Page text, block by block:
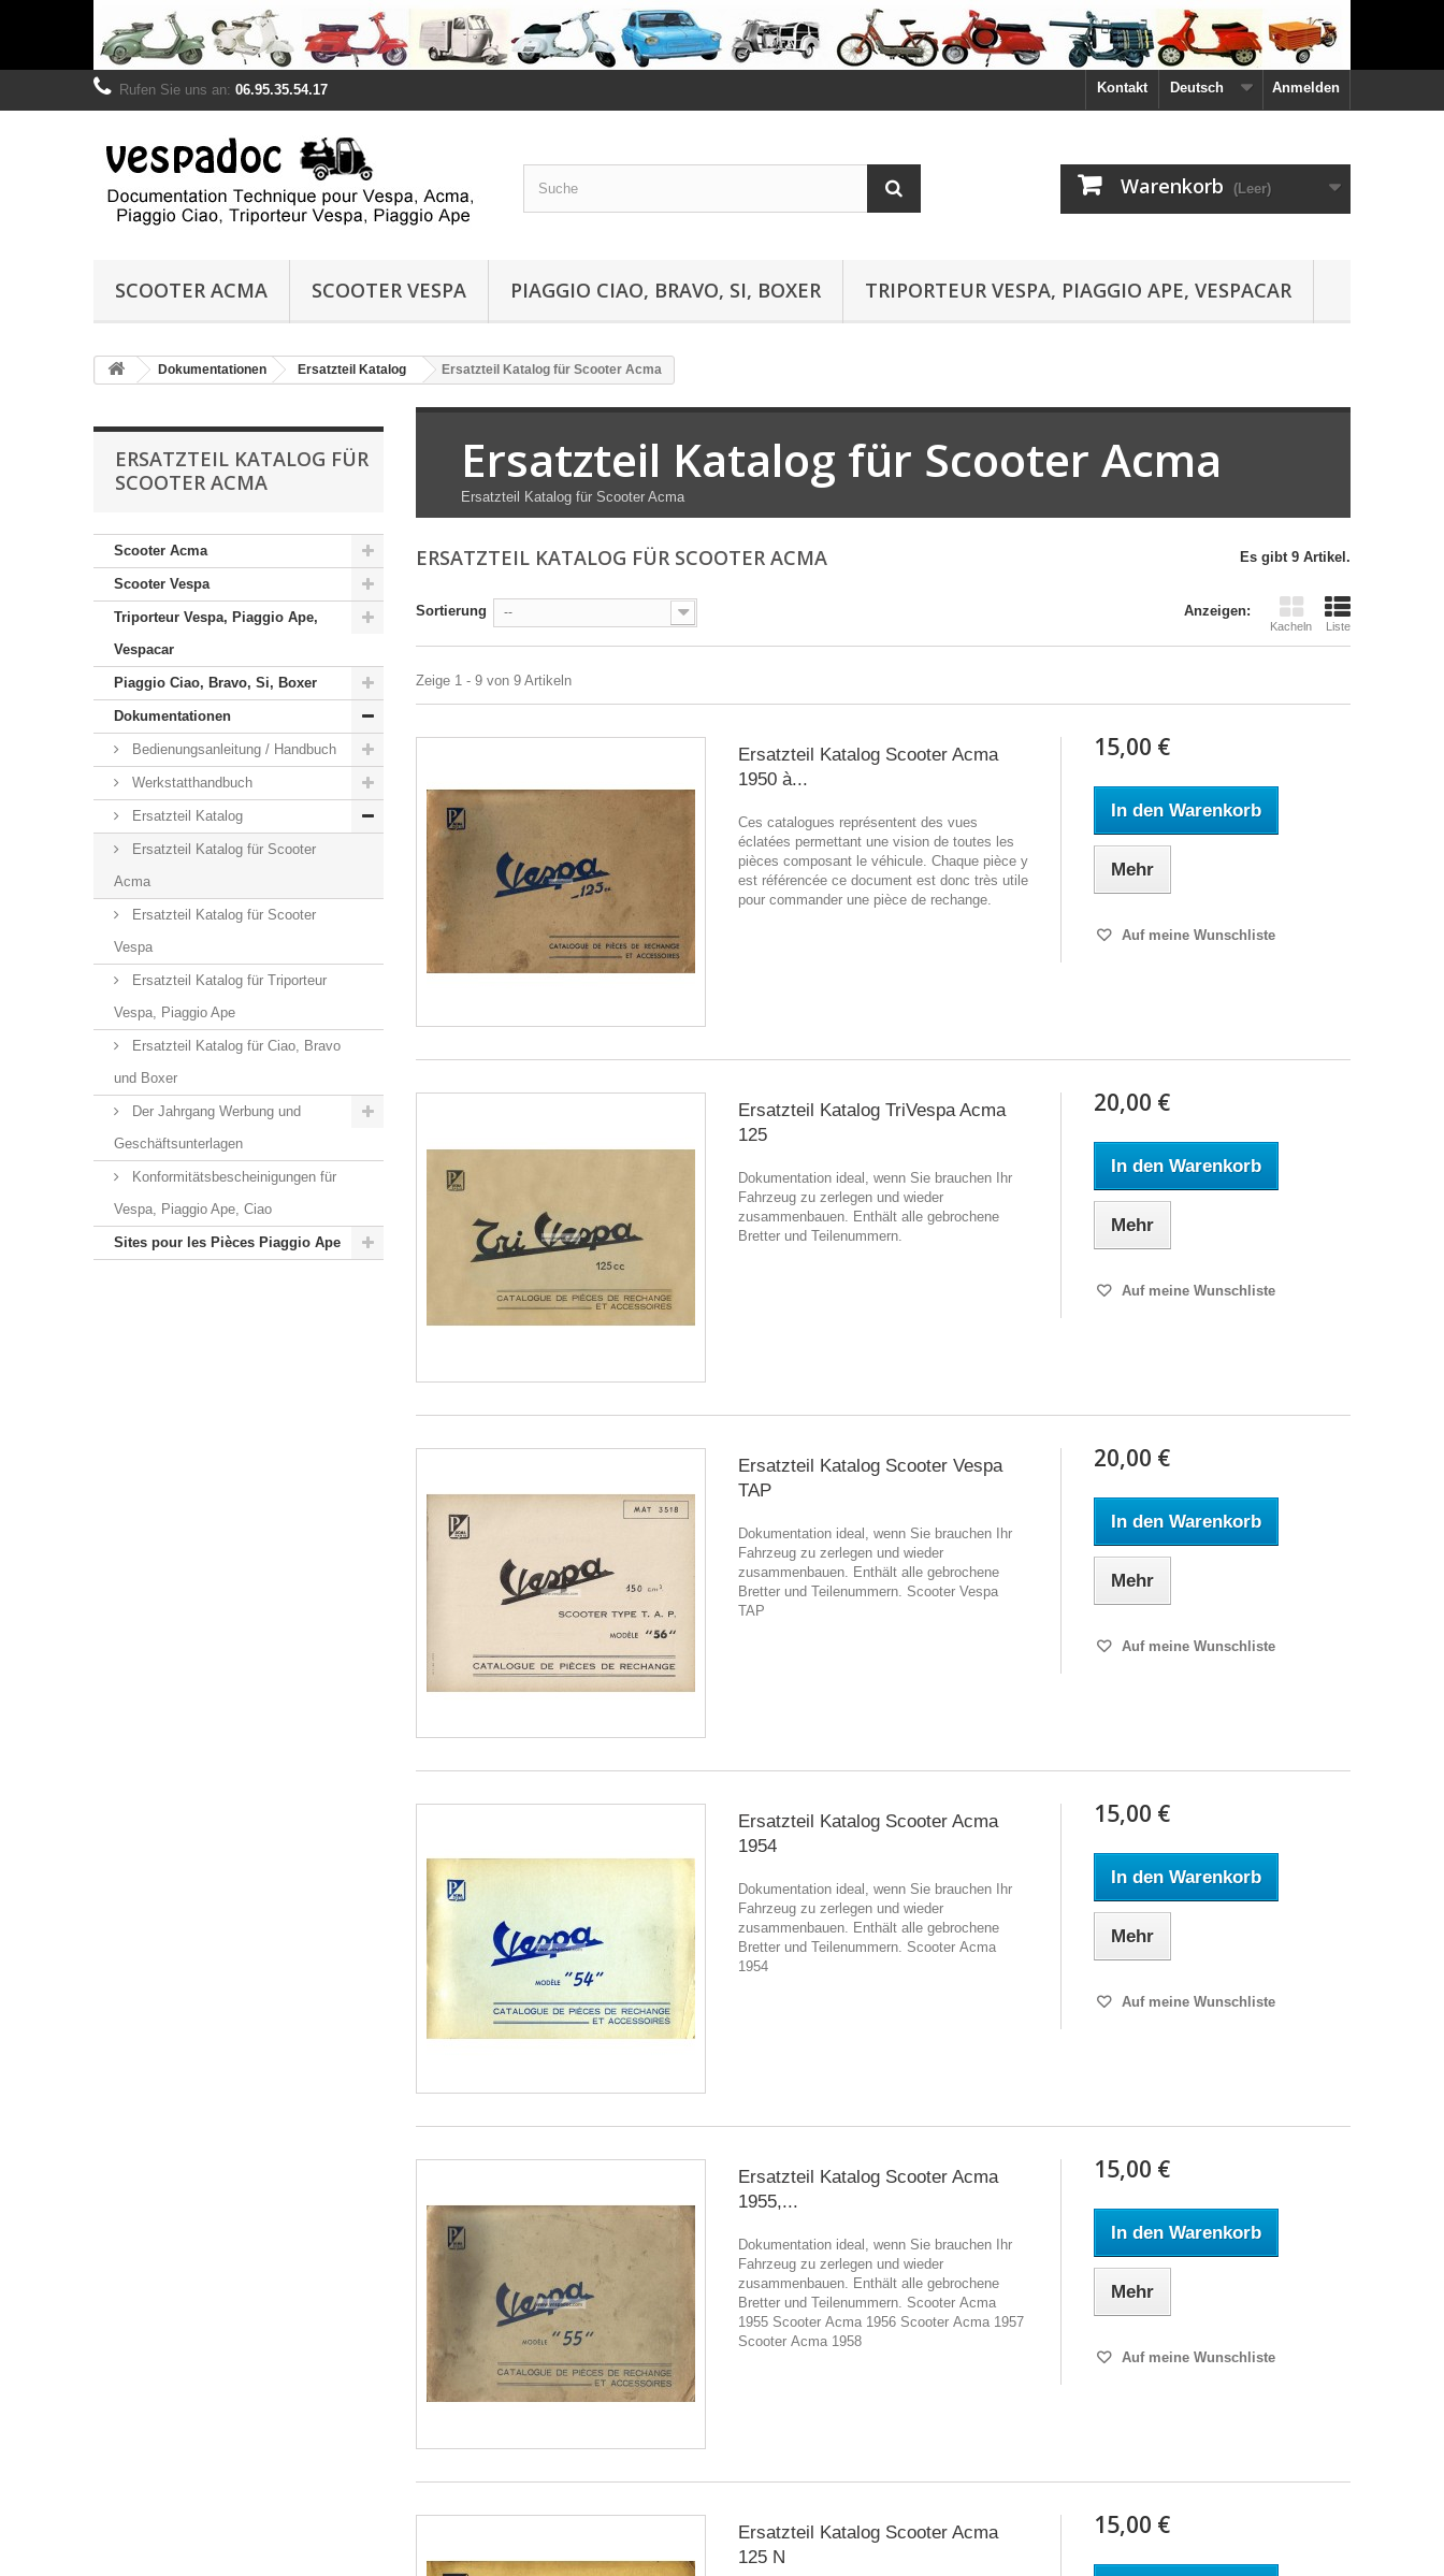
Anmelden
Deutsch
Kontakt
Rufen Sie uns an: 06.95.35.54.17
Warenkorb (Leer)
SCOOTER ACMA SCOOTER VESPA PIAGGIO CIAO, BRAVO, SI, BOXER TRIPORTEUR VESPA, PIAGGIO APE, VESPACAR
Dokumentationen Ersatzteil Katalog Ersatzteil Katalog für Scooter Acma
ERSATZTEIL KATALOG FÜR
SCOOTER ACMA
Scooter Acma
Scooter Vespa
Triporteur Vespa, Piaggio Ape,
Vespacar
Piaggio Ciao, Bravo, Si, Boxer
Dokumentationen
Bedienungsanleitung / Handbuch
Werkstatthandbuch
Ersatzteil Katalog
Ersatzteil Katalog für Scooter
Acma
Ersatzteil Katalog für Scooter
Vespa
Ersatzteil Katalog für Triporteur
Vespa, Piaggio Ape
Ersatzteil Katalog für Ciao, Bravo
und Boxer
Der Jahrgang Werbung und
Geschäftsunterlagen
Konformitätsbescheinigungen für
Vespa, Piaggio Ape, Ciao
Sites pour les Pièces Piaggio Ape
Ersatzteil Katalog für Scooter Acma
Ersatzteil Katalog für Scooter Acma
ERSATZTEIL KATALOG FÜR SCOOTER ACMA Es gibt 9 Artikel.
Anzeigen:
Kacheln Liste
Sortierung --
Zeige 1 - 9 von 9 Artikeln
Ersatzteil Katalog Scooter Acma
1950 à...
Ces catalogues représentent des vues
éclatées permettant une vision de toutes les
pièces composant le véhicule. Chaque pièce y
est référencée ce document est donc très utile
pour commander une pièce de rechange.
15,00 €
In den Warenkorb
Mehr
Auf meine Wunschliste
Ersatzteil Katalog TriVespa Acma
125
Dokumentation ideal, wenn Sie brauchen Ihr
Fahrzeug zu zerlegen und wieder
zusammenbauen. Enthält alle gebrochene
Bretter und Teilenummern.
20,00 €
In den Warenkorb
Mehr
Auf meine Wunschliste
Ersatzteil Katalog Scooter Vespa
TAP
Dokumentation ideal, wenn Sie brauchen Ihr
Fahrzeug zu zerlegen und wieder
zusammenbauen. Enthält alle gebrochene
Bretter und Teilenummern. Scooter Vespa
TAP
20,00 €
In den Warenkorb
Mehr
Auf meine Wunschliste
Ersatzteil Katalog Scooter Acma
1954
Dokumentation ideal, wenn Sie brauchen Ihr
Fahrzeug zu zerlegen und wieder
zusammenbauen. Enthält alle gebrochene
Bretter und Teilenummern. Scooter Acma
1954
15,00 €
In den Warenkorb
Mehr
Auf meine Wunschliste
Ersatzteil Katalog Scooter Acma
1955,...
Dokumentation ideal, wenn Sie brauchen Ihr
Fahrzeug zu zerlegen und wieder
zusammenbauen. Enthält alle gebrochene
Bretter und Teilenummern. Scooter Acma
1955 Scooter Acma 1956 Scooter Acma 1957
Scooter Acma 1958
15,00 €
In den Warenkorb
Mehr
Auf meine Wunschliste
Ersatzteil Katalog Scooter Acma
125 N
15,00 €